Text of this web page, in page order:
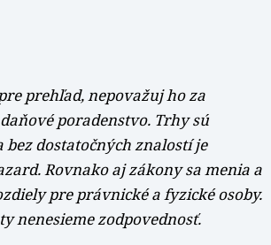
prehľad, nepovažuj ho za
poradenstvo. Trhy sú
bez dostatočných znalostí je
Rovnako aj zákony sa menia a
pre právnické a fyzické osoby.
nenesieme zodpovednosť.